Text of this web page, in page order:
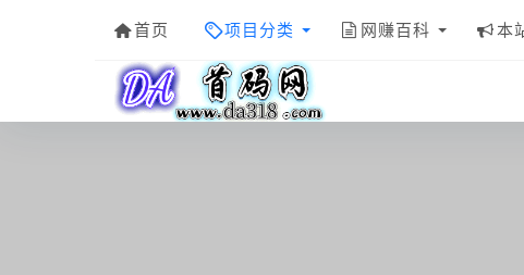
首页 项目分类 网赚百科 本